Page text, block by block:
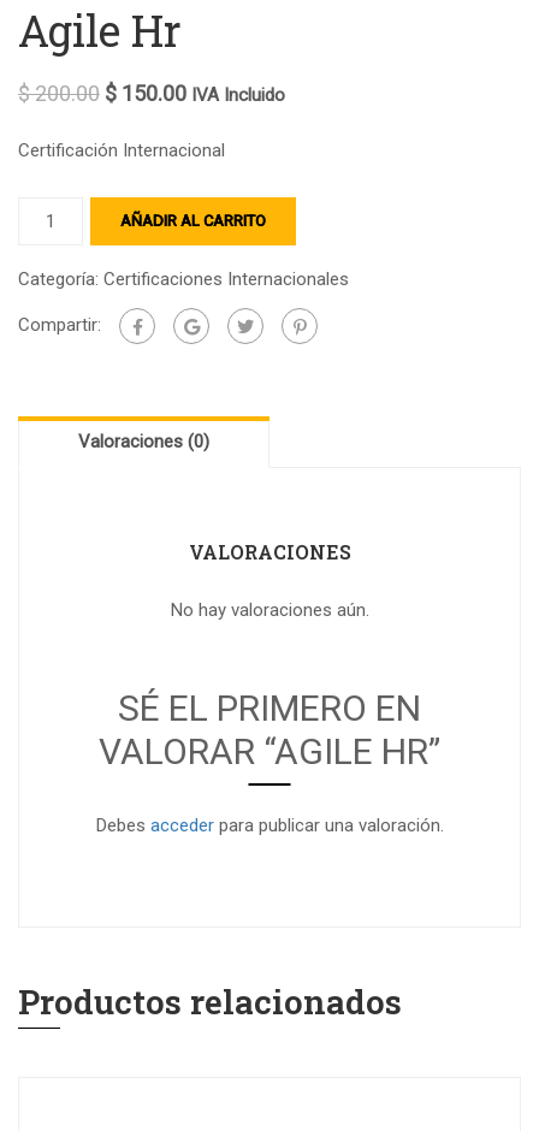
Agile Hr
$200.00 $ 150.00 IVA Incluido
Certificación Internacional
AÑADIR AL CARRITO
Categoría: Certificaciones Internacionales
Compartir:
Valoraciones (0)
VALORACIONES
No hay valoraciones aún.
SÉ EL PRIMERO EN
VALORAR “AGILE HR”
Debes accederpara publicar una valoración.
Productos relacionados